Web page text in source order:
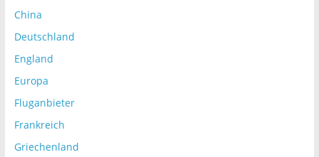
China
Deutschland
England
Europa
Fluganbieter
Frankreich
Griechenland